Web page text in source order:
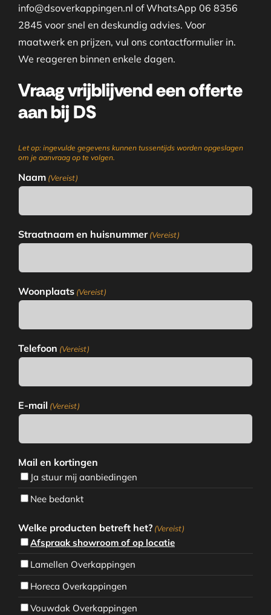
info@dsoverkappingen.nl of WhatsApp 06 8356
2845 voor snel en deskundig advies. Voor
maatwerk en prijzen, vul ons contactformulier in.
We reageren binnen enkele dagen.
Vraag vrijblijvend een offerte
aan bij DS
Let op: ingevulde gegevens kunnen tussentijds worden opgeslagen
om je aanvraag op te volgen.
Naam (Vereist)
Straatnaam en huisnummer (Vereist)
Woonplaats (Vereist)
Telefoon (Vereist)
E-mail (Vereist)
Mail en kortingen
Ja stuur mij aanbiedingen
Nee bedankt
Welke producten betreft het? (Vereist)
Afspraak showroom of op locatie
Lamellen Overkappingen
Horeca Overkappingen
Vouwdak Overkappingen